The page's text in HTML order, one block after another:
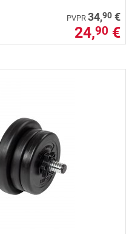
PVPR 34,90 €
24,90 €